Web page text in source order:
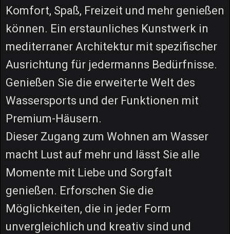
Komfort, Spaß, Freizeit und mehr genießen
können. Ein erstaunliches Kunstwerk in
mediterraner Architektur mit spezifischer
Ausrichtung für jedermanns Bedürfnisse.
Genießen Sie die erweiterte Welt des
Wassersports und der Funktionen mit
Premium-Häusern.
Dieser Zugang zum Wohnen am Wasser
macht Lust auf mehr und lässt Sie alle
Momente mit Liebe und Sorgfalt
genießen. Erforschen Sie die
Möglichkeiten, die in jeder Form
unvergleichlich und kreativ sind und